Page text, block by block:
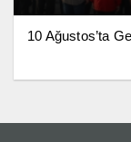
10 Ağustos’ta